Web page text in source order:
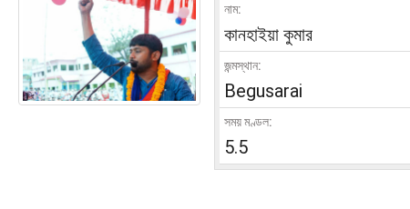
নাম:
কানহাইয়া কুমার
জন্মস্থান:
Begusarai
সময় মণ্ডল:
5.5